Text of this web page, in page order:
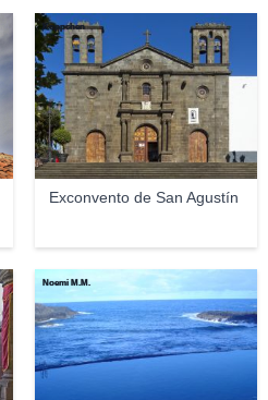
Exconvento de San Agustín
Koppchen
Noemi M.M.